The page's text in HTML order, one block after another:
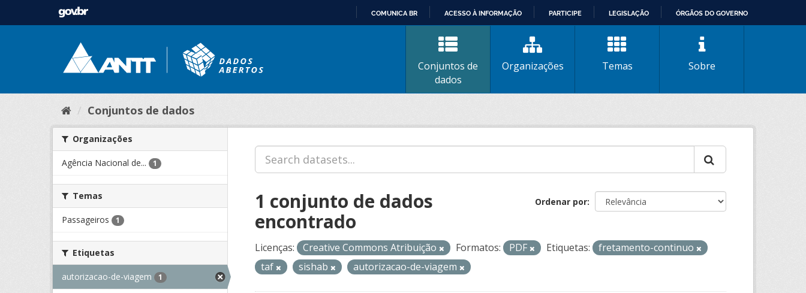
CONTEÚDO
COMUNICA BR ACESSO À INFORMAÇÃO PARTICIPE LEGISLAÇÃO ÓRGÃOS DO GOVERNO
Conjuntos de
dados
Organizações Temas Sobre
Conjuntos de dados
Organizações
Agência Nacional de... 1
Temas
Passageiros 1
Etiquetas
autorizacao-de-viagem 1
Ordenar por
1 conjunto de dados
encontrado
Licenças: Creative Commons Atribuição Formatos: PDF Etiquetas:
fretamento-continuo
taf
sishab autorizacao-de-viagem